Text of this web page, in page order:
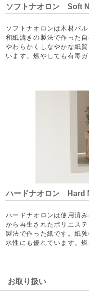
ソフトナオロン Soft
ソフトナオロンは木材パ
和紙漉きの製法で作った自
やわらかくしなやかな紙
います。燃やしても有毒ガ
ハードナオロン Hard
ハードナオロンは使用済
から再生されたポリエス
製法で作った紙です。紙
水性にも優れています。
お取り扱い